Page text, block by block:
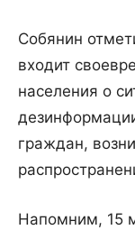
Собянин
входит
населения о
граждан,
Напомним, 15